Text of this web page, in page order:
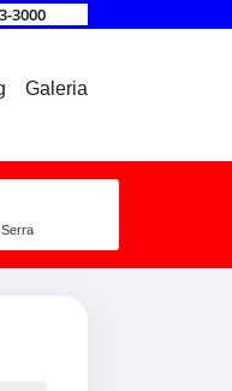
3000
Galeria